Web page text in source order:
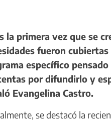
la primera vez que se
fueron
específico
por difundirlo y
Evangelina Castro.
se destacó la